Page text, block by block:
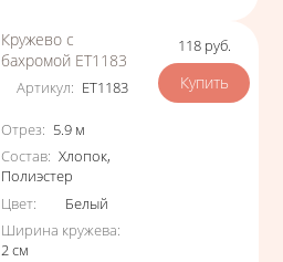
Кружево с
бахромой ЕТ1183
Артикул: ЕТ1183
Характеристики
Отрез: 5.9 м
Состав: Хлопок,
Полиэстер
Цвет:
Белый
Ширина кружева:
2см
Цена
118 руб.